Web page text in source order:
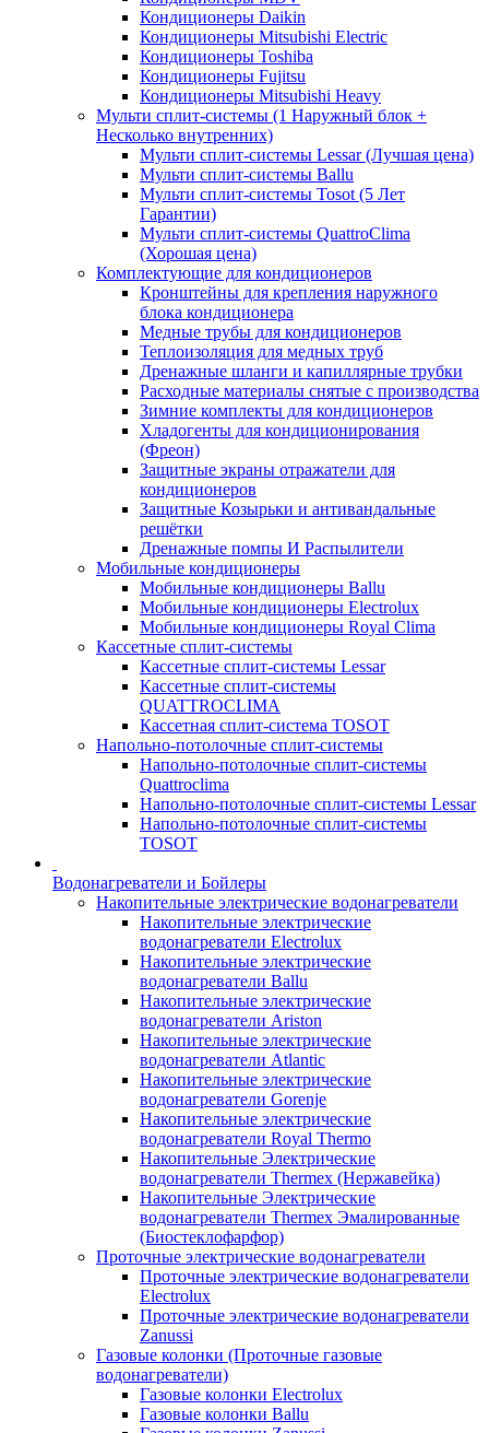
Кондиционеры Daikin
Кондиционеры Mitsubishi Electric
Кондиционеры Toshiba
Кондиционеры Fujitsu
Кондиционеры Mitsubishi Heavy
Мульти сплит-системы (1 Наружный блок +
Несколько внутренних)
Мульти сплит-системы Lessar (Лучшая цена)
Мульти сплит-системы Ballu
Мульти сплит-системы Tosot (5 Лет
Гарантии)
Мульти сплит-системы QuattroClima
(Хорошая цена)
Комплектующие для кондиционеров
Кронштейны для крепления наружного
блока кондиционера
Медные трубы для кондиционеров
Теплоизоляция для медных труб
Дренажные шланги и капиллярные трубки
Расходные материалы снятые с производства
Зимние комплекты для кондиционеров
Хладогенты для кондиционирования
(Фреон)
Защитные экраны отражатели для
кондиционеров
Защитные Козырьки и антивандальные
решётки
Дренажные помпы И Распылители
Мобильные кондиционеры
Мобильные кондиционеры Ballu
Мобильные кондиционеры Electrolux
Мобильные кондиционеры Royal Clima
Кассетные сплит-системы
Кассетные сплит-системы Lessar
Кассетные сплит-системы
QUATTROCLIMA
Кассетная сплит-система TOSOT
Напольно-потолочные сплит-системы
Напольно-потолочные сплит-системы
Quattroclima
Напольно-потолочные сплит-системы Lessar
Напольно-потолочные сплит-системы
TOSOT
Водонагреватели и Бойлеры
Накопительные электрические водонагреватели
Накопительные электрические
водонагреватели Electrolux
Накопительные электрические
водонагреватели Ballu
Накопительные электрические
водонагреватели Ariston
Накопительные электрические
водонагреватели Atlantic
Накопительные электрические
водонагреватели Gorenje
Накопительные электрические
водонагреватели Royal Thermo
Накопительные Электрические
водонагреватели Thermex (Нержавейка)
Накопительные Электрические
водонагреватели Thermex Эмалированные
(Биостеклофарфор)
Проточные электрические водонагреватели
Проточные электрические водонагреватели
Electrolux
Проточные электрические водонагреватели
Zanussi
Газовые колонки (Проточные газовые
водонагреватели)
Газовые колонки Electrolux
Газовые колонки Ballu